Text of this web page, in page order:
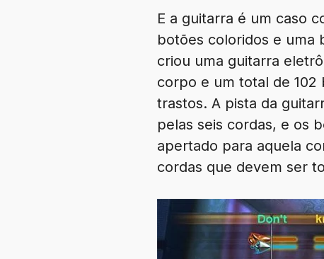
E a guitarra é um caso
botões coloridos e uma
criou uma guitarra
corpo e um total de 102
trastos. A pista da
pelas seis cordas, e os
apertado para aquela
cordas que devem ser